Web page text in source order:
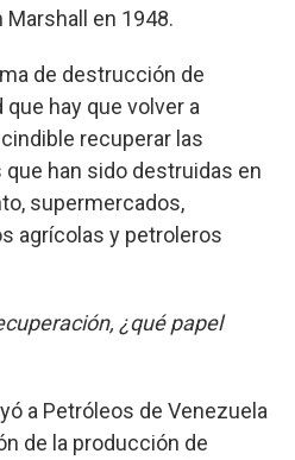
en 1948.
de destrucción de
hay que volver a
recuperar las
han sido destruidas en
supermercados,
agrícolas y petroleros
¿qué papel
a Petróleos de Venezuela
de la producción de